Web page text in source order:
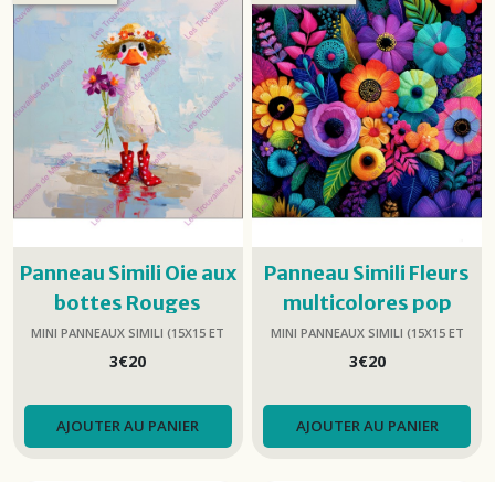
Panneau Simili Oie aux
bottes Rouges
15x15cm
MINI PANNEAUX SIMILI (15X15 ET
3€20
AJOUTER AU PANIER
Panneau Simili Fleurs
multicolores pop
15x15cm
MINI PANNEAUX SIMILI (15X15 ET
3€20
AJOUTER AU PANIER